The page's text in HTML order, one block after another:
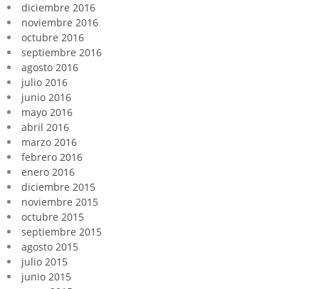
diciembre 2016
noviembre 2016
octubre 2016
septiembre 2016
agosto 2016
julio 2016
junio 2016
mayo 2016
abril 2016
marzo 2016
febrero 2016
enero 2016
diciembre 2015
noviembre 2015
octubre 2015
septiembre 2015
agosto 2015
julio 2015
junio 2015